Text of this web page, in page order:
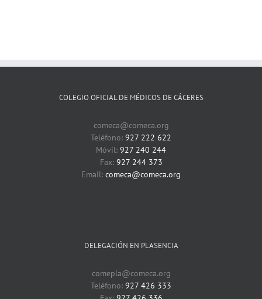
COLEGIO OFICIAL DE MÉDICOS DE CÁCERES
comeca@comeca.org
Teléfono: 927 222 622
Móvil: 927 240 244
Fax: 927 244 373
Email: comeca@comeca.org
DELEGACIÓN EN PLASENCIA
comepla@comeca.org
Teléfono: 927 426 333